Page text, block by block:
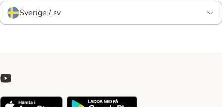
Sverige / sv